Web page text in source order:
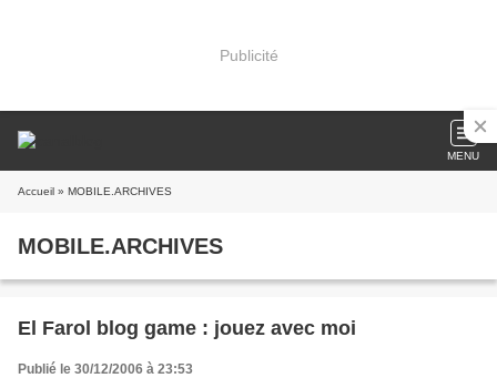
Publicité
MENU
Accueil » MOBILE.ARCHIVES
MOBILE.ARCHIVES
El Farol blog game : jouez avec moi
Publié le 30/12/2006 à 23:53